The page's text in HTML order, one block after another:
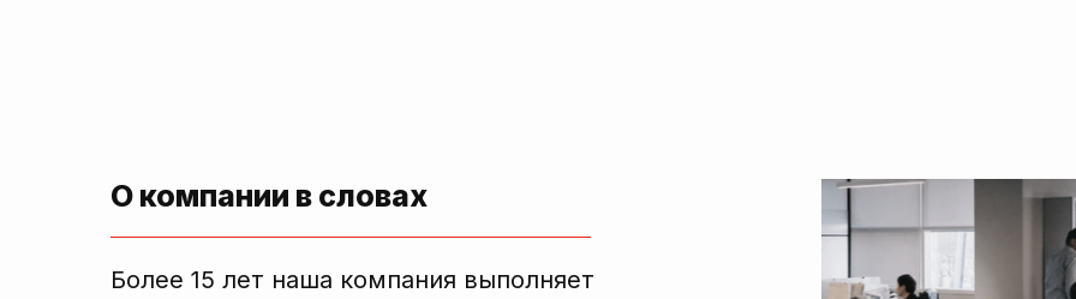
О компании в словах
Более 15 лет наша компания выполняет